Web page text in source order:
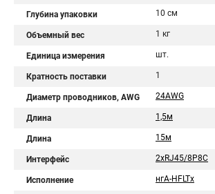
Глубина упаковки 10 см
Объемный вес 1 кг
Единица измерения шт.
Кратность поставки 1
Диаметр проводников, AWG 24AWG
Длина 1,5м
Длина 15м
Интерфейс 2хRJ45/8P8C
Исполнение нгА-HFLTx